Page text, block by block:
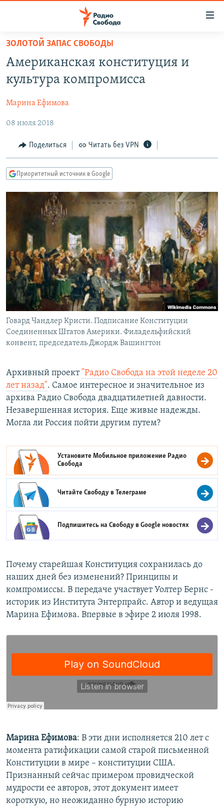
упрощенного
доступа
основному
Вернутся
главной
навигации
Вернутся
ПОДКАСТЫ
АВТОРСКИЕ ПРОЕКТЫ
ЦИТАТЫ СВОБОДЫ
МНЕНИЯ
КУЛЬТУРА
IDEL.РЕАЛИИ
КАВКАЗ.РЕАЛИИ
СЕВЕР.РЕАЛИИ
СИБИРЬ.РЕАЛИИ
РАСПИСАНИЕ ВЕЩАНИЯ
ПОДПИШИТЕСЬ НА РАССЫЛКУ
СОЦИАЛЬНЫЕ СЕТИ
Все сайты РСЕ/РС
ЗОЛОТОЙ ЗАПАС СВОБОДЫ
Американская конституция и
культура компромисса
Марина Ефимова
08 июля 2018
Поделиться Читать без VPN
Приоритетный источник в Google
Говард Чандлер Кристи. Подписание Конституции
Соединенных Штатов Америки. Филадельфийский
конвент, председатель Джордж Вашингтон
Архивный проект "Радио Свобода на этой неделе 20
лет назад". Самое интересное и значительное из
архива Радио Свобода двадцатилетней давности.
Незавершенная история. Еще живые надежды.
Могла ли Россия пойти другим путем?
Установите Мобильное приложение Радио
Свобода
Читайте Свободу вТелеграме
Подпишитесь на Свободу вGoogle новостях
Почему старейшая Конституция сохранилась до
наших дней без изменений? Принципы и
компромиссы. В передаче участвует Уолтер Бернс -
историк из Института Энтерпрайс. Автор и ведущая
Марина Ефимова. Впервые в эфире 2 июля 1998.
Марина Ефимова: В эти дни исполняется 210 лет с
момента ратификации самой старой письменной
Конституции в мире – конституции США.
Признанный сейчас примером провидческой
мудрости ее авторов, этот документ имеет
короткую, но неожиданно бурную историю